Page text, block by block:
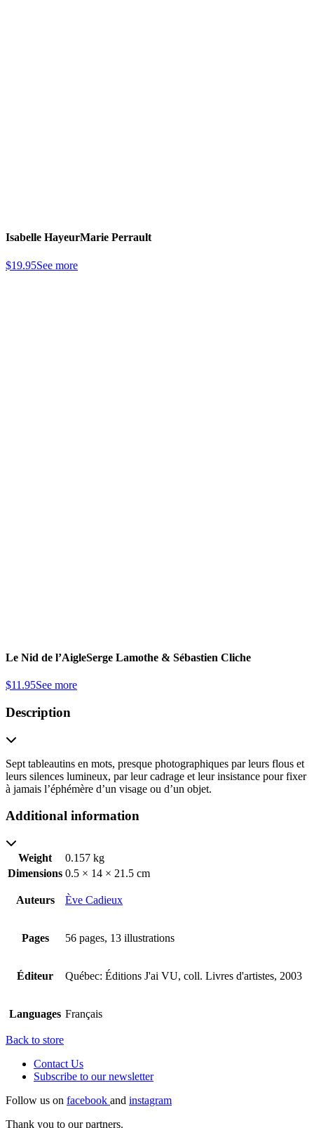
Isabelle HayeurMarie Perrault
$19.95See more
Le Nid de l’AigleSerge Lamothe & Sébastien Cliche
$11.95See more
Description
Sept tableautins en mots, presque photographiques par leurs flous et
leurs silences lumineux, par leur cadrage et leur insistance pour fixer
à jamais l’éphémère d’un visage ou d’un objet.
Additional information
Weight
0.157 kg
Dimensions 0.5 × 14 × 21.5 cm
Auteurs Ève Cadieux
Pages 56 pages, 13 illustrations
Éditeur Québec: Éditions J'ai VU, coll. Livres d'artistes, 2003
Languages Français
Back to store
Contact Us
Subscribe to ournewsletter
Follow us on facebook and instagram
Thank you to our partners.